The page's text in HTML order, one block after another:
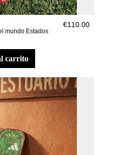
mundo Estados
€110.00
carrito